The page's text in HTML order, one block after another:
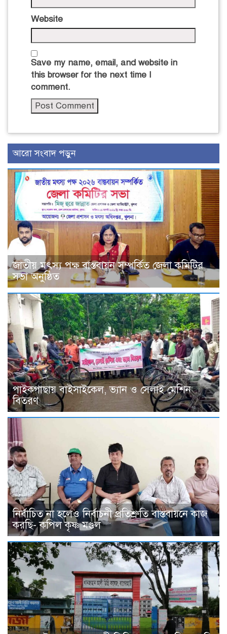
Website
Save my name, email, and website in
this browser for the next time I
comment.
আরো সংবাদ পড়ুন
জাতীয় মৎস্য পক্ষ বাস্তবায়ন সম্পর্কিত জেলা কমিটির
সভা অনুষ্ঠিত
পাইকগাছায় বাইসাইকেল, ভ্যান ও সেলাই মেশিন
বিতরণ
নির্বাচিত না হলেও নির্বাচনী প্রতিশ্রুতি বাস্তবায়নে কাজ
করছি- কপিল কৃষ্ণ মণ্ডল